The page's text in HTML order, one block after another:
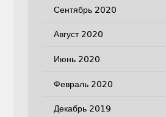
Сентябрь 2020
Август 2020
Июнь 2020
Февраль 2020
Декабрь 2019